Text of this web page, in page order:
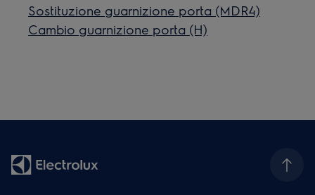
Sostituzione guarnizione porta (MDR4)
Cambio guarnizione porta (H)